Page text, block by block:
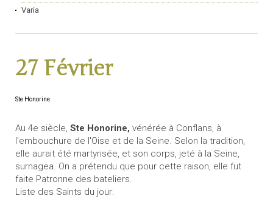
Varia
27 Février
Ste Honorine
Au 4e siècle, Ste Honorine, vénérée à Conflans, à
l'embouchure de l'Oise et de la Seine. Selon la tradition,
elle aurait été martyrisée, et son corps, jeté à la Seine,
surnagea. On a prétendu que pour cette raison, elle fut
faite Patronne des bateliers.
Liste des Saints du jour: